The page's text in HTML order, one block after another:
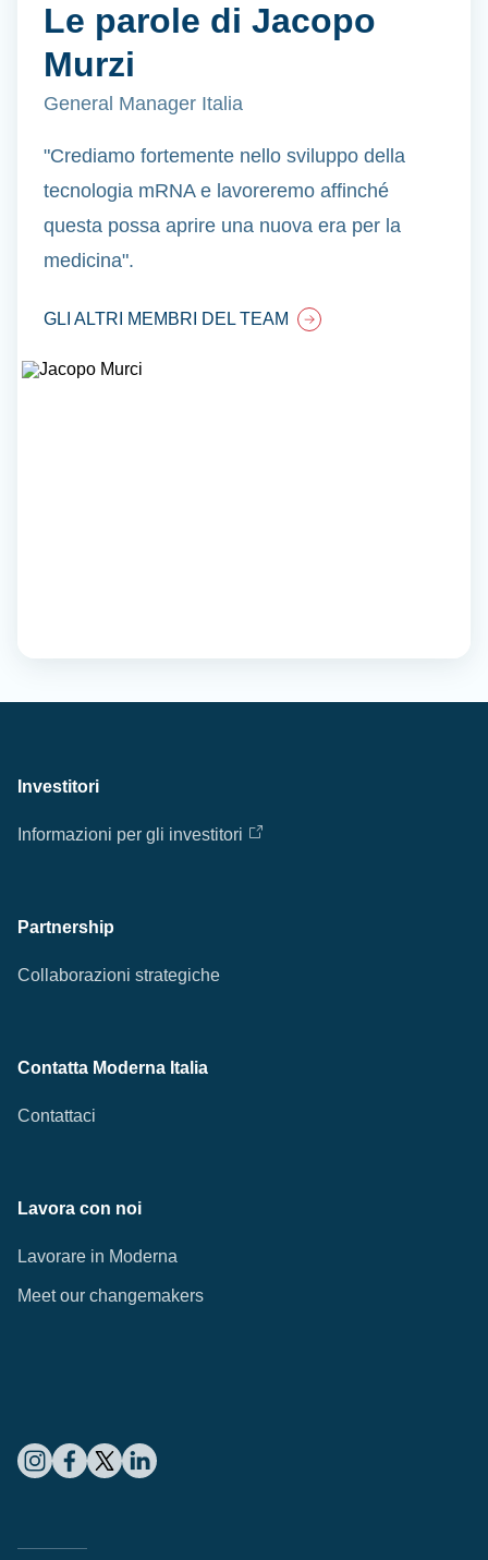
Le parole di Jacopo
Murzi
General Manager Italia
"Crediamo fortemente nello sviluppo della
tecnologia mRNA e lavoreremo affinché
questa possa aprire una nuova era per la
medicina".
GLI ALTRI MEMBRI DEL TEAM
Investitori
Informazioni per gli investitori
Partnership
Collaborazioni strategiche
Contatta Moderna Italia
Contattaci
Lavora con noi
Lavorare in Moderna
Meet our changemakers